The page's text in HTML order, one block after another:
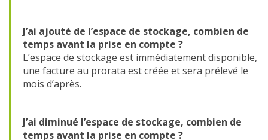
J’ai ajouté de l’espace de stockage, combien de
temps avant la prise en compte ?
L’espace de stockage est immédiatement disponible,
une facture au prorata est créée et sera prélevé le
mois d’après.
J’ai diminué l’espace de stockage, combien de
temps avant la prise en compte ?